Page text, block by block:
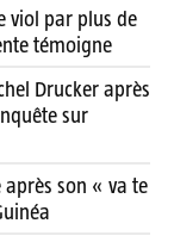
viol par plus de
témoigne
Drucker après
sur
après son « va te